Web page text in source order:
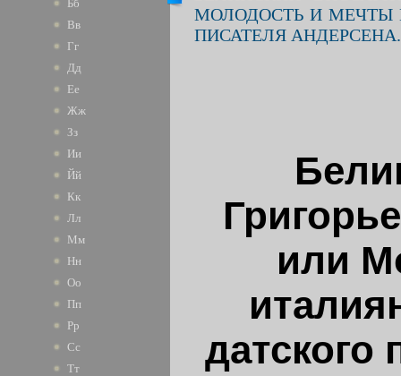
Бб
Вв
Гг
Дд
Ее
Жж
Зз
Ии
Йй
Кк
Лл
Мм
Нн
Оо
Пп
Рр
Сс
Тт
МОЛОДОСТЬ И МЕЧТЫ
ПИСАТЕЛЯ
или
датского